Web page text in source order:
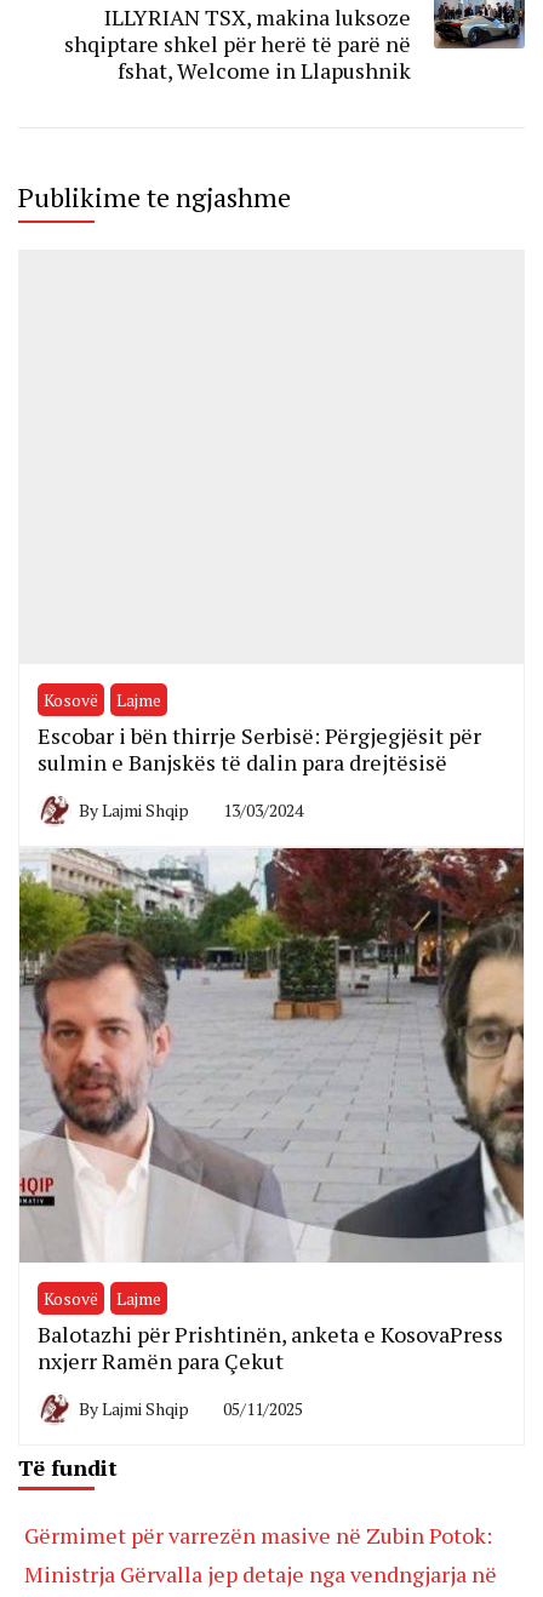
ILLYRIAN TSX, makina luksoze
shqiptare shkel për herë të parë në
fshat, Welcome in Llapushnik
Publikime te ngjashme
Kosovë Lajme
Escobar i bën thirrje Serbisë: Përgjegjësit për
sulmin e Banjskës të dalin para drejtësisë
ByLajmi Shqip 13/03/2024
Kosovë Lajme
Balotazhi për Prishtinën, anketa e KosovaPress
nxjerr Ramën para Çekut
ByLajmi Shqip 05/11/2025
Të fundit
Gërmimet për varrezën masive në Zubin Potok:
Ministrja Gërvalla jep detaje nga vendngjarja në